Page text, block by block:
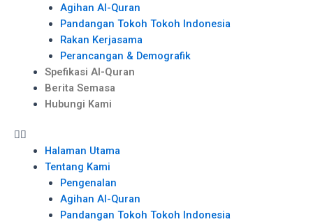
Agihan Al-Quran
Pandangan Tokoh Tokoh Indonesia
Rakan Kerjasama
Perancangan & Demografik
Spefikasi Al-Quran
Berita Semasa
Hubungi Kami
Halaman Utama
Tentang Kami
Pengenalan
Agihan Al-Quran
Pandangan Tokoh Tokoh Indonesia